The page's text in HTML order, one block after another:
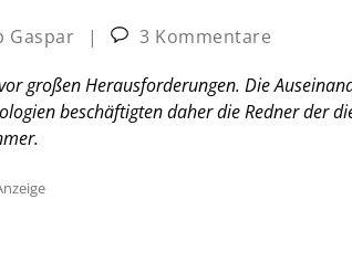
Gaspar |
3 Kommentare
großen Herausforderungen. Die
beschäftigten daher die Redner der